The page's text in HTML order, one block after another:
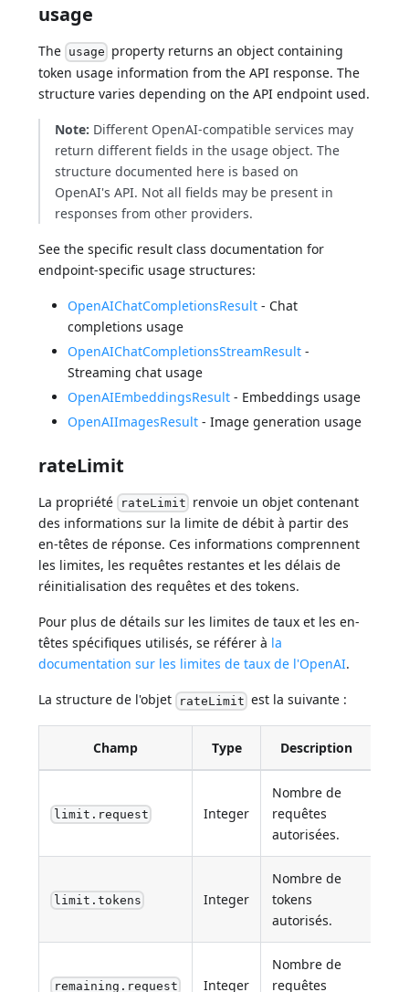
usage
The usage property returns an object containing
token usage information from the API response. The
structure varies depending on the API endpoint used.
Note: Different OpenAI-compatible services may
return different fields in the usage object. The
structure documented here is based on
OpenAI's API. Not all fields may be present in
responses from other providers.
See the specific result class documentation for
endpoint-specific usage structures:
OpenAIChatCompletionsResult - Chat
completions usage
OpenAIChatCompletionsStreamResult -
Streaming chat usage
OpenAIEmbeddingsResult - Embeddings usage
OpenAIImagesResult - Image generation usage
rateLimit
La propriété rateLimit renvoie un objet contenant
des informations sur la limite de débit à partir des
en-têtes de réponse. Ces informations comprennent
les limites, les requêtes restantes et les délais de
réinitialisation des requêtes et des tokens.
Pour plus de détails sur les limites de taux et les en-
têtes spécifiques utilisés, se référer à la
documentation sur les limites de taux de l'OpenAI.
La structure de l'objet rateLimit est la suivante :
Champ Type Description
limit.request Integer
Nombre de
requêtes
autorisées.
limit.tokens Integer
Nombre de
tokens
autorisés.
remaining.request Integer
Nombre de
requêtes